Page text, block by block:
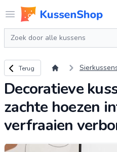
Open menu
Logo www.kussenshop.nl
Zoeken
Terug naar overzicht
Terug
Decoratieve
zachte hoezen
verfraaien